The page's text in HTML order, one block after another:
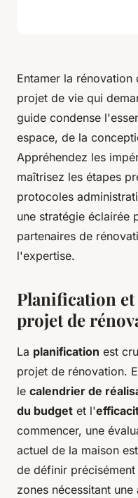
Entamer la
projet de vie qui
guide condense
espace, de la
Appréhendez les
maîtrisez les étapes
protocoles
une stratégie éclairée
partenaires de
l'expertise.
Planification
projet de
La planification est
projet de rénovation.
le calendrier de
du budget et l'
commencer, une
actuel de la maison
de définir
zones nécessitant